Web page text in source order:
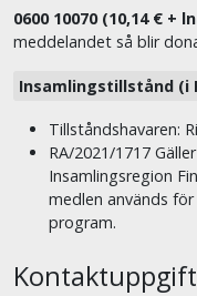
0600 10070 (10,14 € +
meddelandet så blir
Insamlingstillstånd (i
Tillståndshavaren:
RA/2021/1717
Insamlingsregion
medlen används
program.